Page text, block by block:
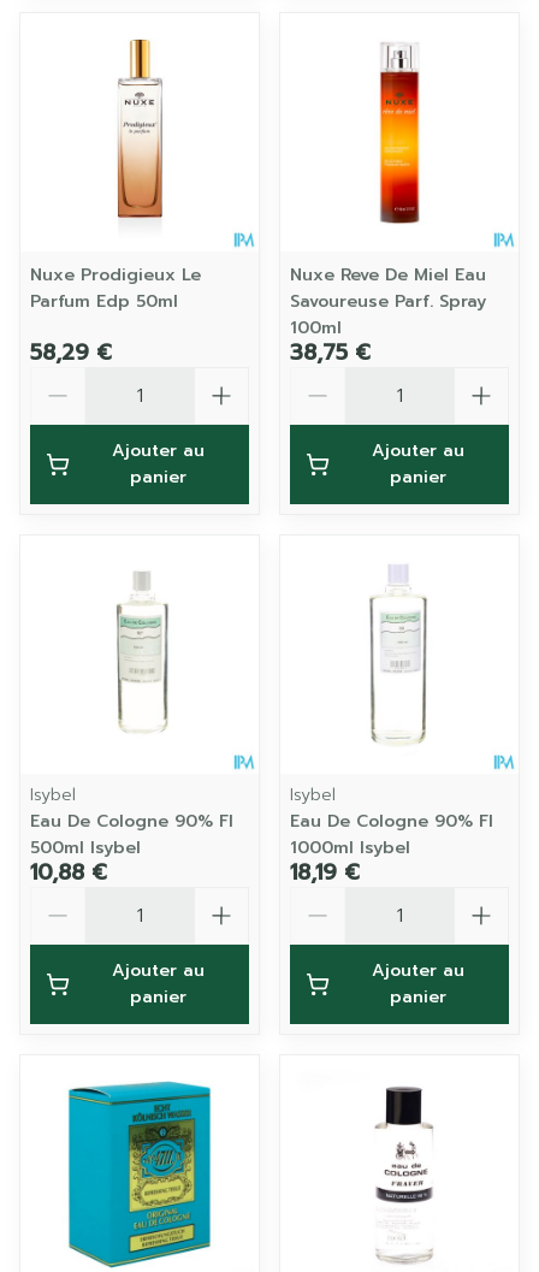
Nuxe Prodigieux Le
Parfum Edp 50ml
58,29 €
Ajouter au
panier
Nuxe Reve De Miel Eau
Savoureuse Parf. Spray
100ml
38,75 €
Ajouter au
panier
Isybel
Eau De Cologne 90% Fl
500ml Isybel
10,88 €
Ajouter au
panier
Isybel
Eau De Cologne 90% Fl
1000ml Isybel
18,19 €
Ajouter au
panier